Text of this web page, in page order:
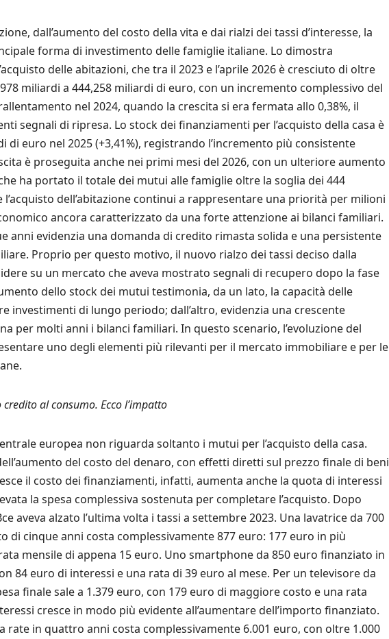
dall’aumento del costo della vita e dai rialzi dei tassi d’interesse, la
forma di investimento delle famiglie italiane. Lo dimostra
delle abitazioni, che tra il 2023 e l’aprile 2026 è cresciuto di oltre
miliardi a 444,258 miliardi di euro, con un incremento complessivo del
nel 2024, quando la crescita si era fermata allo 0,38%, il
segnali di ripresa. Lo stock dei finanziamenti per l’acquisto della casa è
euro nel 2025 (+3,41%), registrando l’incremento più consistente
è proseguita anche nei primi mesi del 2026, con un ulteriore aumento
ha portato il totale dei mutui alle famiglie oltre la soglia dei 444
dell’abitazione continui a rappresentare una priorità per milioni
ancora caratterizzato da una forte attenzione ai bilanci familiari.
anni evidenzia una domanda di credito rimasta solida e una persistente
Proprio per questo motivo, il nuovo rialzo dei tassi deciso dalla
su un mercato che aveva mostrato segnali di recupero dopo la fase
dello stock dei mutui testimonia, da un lato, la capacità delle
investimenti di lungo periodo; dall’altro, evidenzia una crescente
per molti anni i bilanci familiari. In questo scenario, l’evoluzione del
uno degli elementi più rilevanti per il mercato immobiliare e per le
al consumo. Ecco l’impatto
europea non riguarda soltanto i mutui per l’acquisto della casa.
del costo del denaro, con effetti diretti sul prezzo finale di beni
il costo dei finanziamenti, infatti, aumenta anche la quota di interessi
la spesa complessiva sostenuta per completare l’acquisto. Dopo
aveva alzato l’ultima volta i tassi a settembre 2023. Una lavatrice da 700
di cinque anni costa complessivamente 877 euro: 177 euro in più
mensile di appena 15 euro. Uno smartphone da 850 euro finanziato in
84 euro di interessi e una rata di 39 euro al mese. Per un televisore da
finale sale a 1.379 euro, con 179 euro di maggiore costo e una rata
cresce in modo più evidente all’aumentare dell’importo finanziato.
rate in quattro anni costa complessivamente 6.001 euro, con oltre 1.000